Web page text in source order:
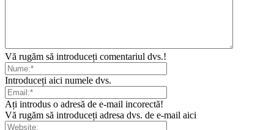
Vă rugăm să introduceți comentariul dvs.!
Introduceți aici numele dvs.
Ați introdus o adresă de e-mail incorectă!
Vă rugăm să introduceți adresa dvs. de e-mail aici